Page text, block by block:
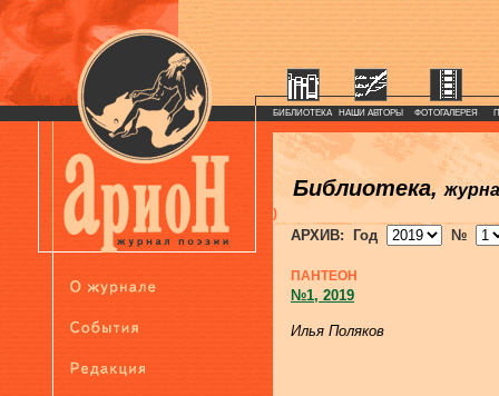
БИБЛИОТЕКА НАШИ АВТОРЫ ФОТОГАЛЕРЕЯ
Библиотека,
)
АРХИВ: Год №
ПАНТЕОН
№1, 2019
Илья Поляков